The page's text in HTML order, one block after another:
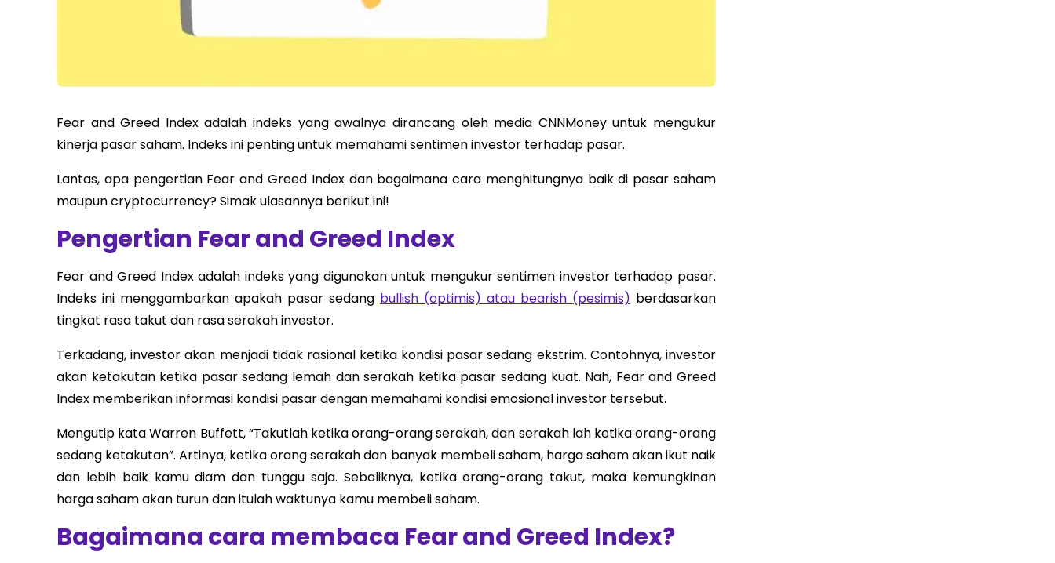
Fear and Greed Index adalah indeks yang awalnya dirancang oleh media CNNMoney untuk mengukur
kinerja pasar saham. Indeks ini penting untuk memahami sentimen investor terhadap pasar.
Lantas, apa pengertian Fear and Greed Index dan bagaimana cara menghitungnya baik di pasar saham
maupun cryptocurrency? Simak ulasannya berikut ini!
Pengertian Fear and Greed Index
Fear and Greed Index adalah indeks yang digunakan untuk mengukur sentimen investor terhadap pasar.
Indeks ini menggambarkan apakah pasar sedang bullish (optimis) atau bearish (pesimis) berdasarkan
tingkat rasa takut dan rasa serakah investor.
Terkadang, investor akan menjadi tidak rasional ketika kondisi pasar sedang ekstrim. Contohnya, investor
akan ketakutan ketika pasar sedang lemah dan serakah ketika pasar sedang kuat. Nah, Fear and Greed
Index memberikan informasi kondisi pasar dengan memahami kondisi emosional investor tersebut.
Mengutip kata Warren Buffett, “Takutlah ketika orang-orang serakah, dan serakah lah ketika orang-orang
sedang ketakutan”. Artinya, ketika orang serakah dan banyak membeli saham, harga saham akan ikut naik
dan lebih baik kamu diam dan tunggu saja. Sebaliknya, ketika orang-orang takut, maka kemungkinan
harga saham akan turun dan itulah waktunya kamu membeli saham.
Bagaimana cara membaca Fear and Greed Index?